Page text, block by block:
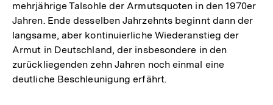
der
Fußnote
mehrjährige Talsohle der Armutsquoten in den 1970er
Jahren. Ende desselben Jahrzehnts beginnt dann der
langsame, aber kontinuierliche Wiederanstieg der
Armut in Deutschland, der insbesondere in den
zurückliegenden zehn Jahren noch einmal eine
deutliche Beschleunigung erfährt.